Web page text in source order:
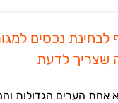
לבחינת נכסים
שצריך לדעת
אחת הערים הגדולות